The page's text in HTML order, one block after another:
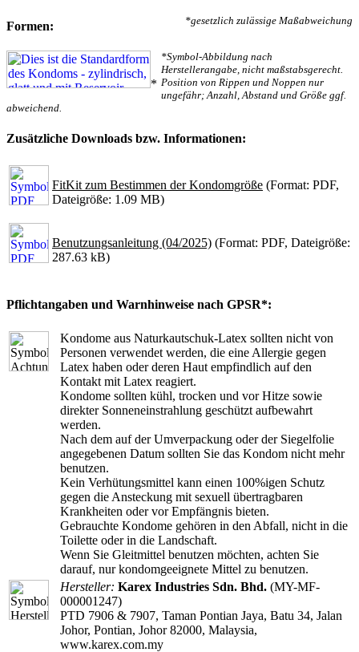
*gesetzlich zulässige Maßabweichung
Formen:
*
*Symbol-Abbildung nach
Herstellerangabe, nicht maßstabsgerecht.
Position von Rippen und Noppen nur
ungefähr; Anzahl, Abstand und Größe ggf.
abweichend.
Zusätzliche Downloads bzw. Informationen:
FitKit zum Bestimmen der Kondomgröße (Format: PDF,
Dateigröße: 1.09 MB)
Benutzungsanleitung (04/2025) (Format: PDF, Dateigröße:
287.63 kB)
Pflichtangaben und Warnhinweise nach GPSR*:
Kondome aus Naturkautschuk-Latex sollten nicht von
Personen verwendet werden, die eine Allergie gegen
Latex haben oder deren Haut empfindlich auf den
Kontakt mit Latex reagiert.
Kondome sollten kühl, trocken und vor Hitze sowie
direkter Sonneneinstrahlung geschützt aufbewahrt
werden.
Nach dem auf der Umverpackung oder der Siegelfolie
angegebenen Datum sollten Sie das Kondom nicht mehr
benutzen.
Kein Verhütungsmittel kann einen 100%igen Schutz
gegen die Ansteckung mit sexuell übertragbaren
Krankheiten oder vor Empfängnis bieten.
Gebrauchte Kondome gehören in den Abfall, nicht in die
Toilette oder in die Landschaft.
Wenn Sie Gleitmittel benutzen möchten, achten Sie
darauf, nur kondomgeeignete Mittel zu benutzen.
Hersteller: Karex Industries Sdn. Bhd. (MY-MF-
000001247)
PTD 7906 & 7907, Taman Pontian Jaya, Batu 34, Jalan
Johor, Pontian, Johor 82000, Malaysia,
www.karex.com.my